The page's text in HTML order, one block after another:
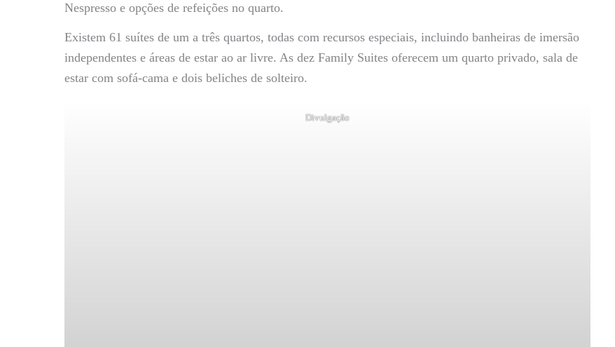
Nespresso e opções de refeições no quarto.
Existem 61 suítes de um a três quartos, todas com recursos especiais, incluindo banheiras de imersão
independentes e áreas de estar ao ar livre. As dez Family Suites oferecem um quarto privado, sala de
estar com sofá-cama e dois beliches de solteiro.
Divulgação